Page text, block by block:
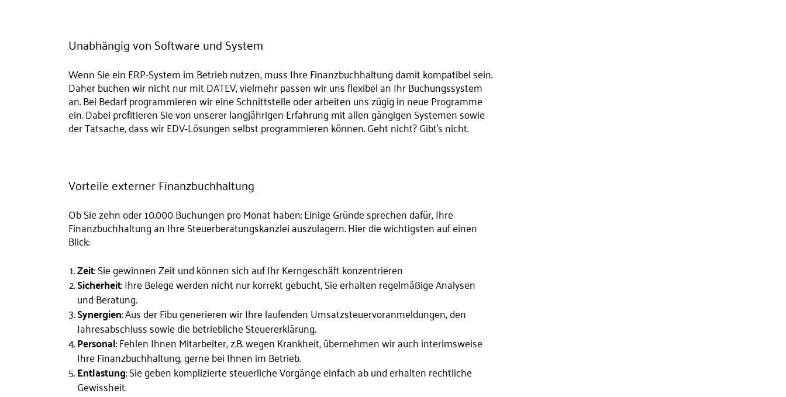
Unabhängig von Software und System
Wenn Sie ein ERP-System im Betrieb nutzen, muss Ihre Finanzbuchhaltung damit kompatibel sein.
Daher buchen wir nicht nur mit DATEV, vielmehr passen wir uns flexibel an Ihr Buchungssystem
an. Bei Bedarf programmieren wir eine Schnittstelle oder arbeiten uns zügig in neue Programme
ein. Dabei profitieren Sie von unserer langjährigen Erfahrung mit allen gängigen Systemen sowie
der Tatsache, dass wir EDV-Lösungen selbst programmieren können. Geht nicht? Gibt’s nicht.
Vorteile externer Finanzbuchhaltung
Ob Sie zehn oder 10.000 Buchungen pro Monat haben: Einige Gründe sprechen dafür, Ihre
Finanzbuchhaltung an Ihre Steuerberatungskanzlei auszulagern. Hier die wichtigsten auf einen
Blick:
Zeit: Sie gewinnen Zeit und können sich auf Ihr Kerngeschäft konzentrieren
Sicherheit: Ihre Belege werden nicht nur korrekt gebucht, Sie erhalten regelmäßige Analysen
und Beratung.
Synergien: Aus der Fibu generieren wir Ihre laufenden Umsatzsteuervoranmeldungen, den
Jahresabschluss sowie die betriebliche Steuererklärung.
Personal: Fehlen Ihnen Mitarbeiter, z.B. wegen Krankheit, übernehmen wir auch interimsweise
Ihre Finanzbuchhaltung, gerne bei Ihnen im Betrieb.
Entlastung: Sie geben komplizierte steuerliche Vorgänge einfach ab und erhalten rechtliche
Gewissheit.